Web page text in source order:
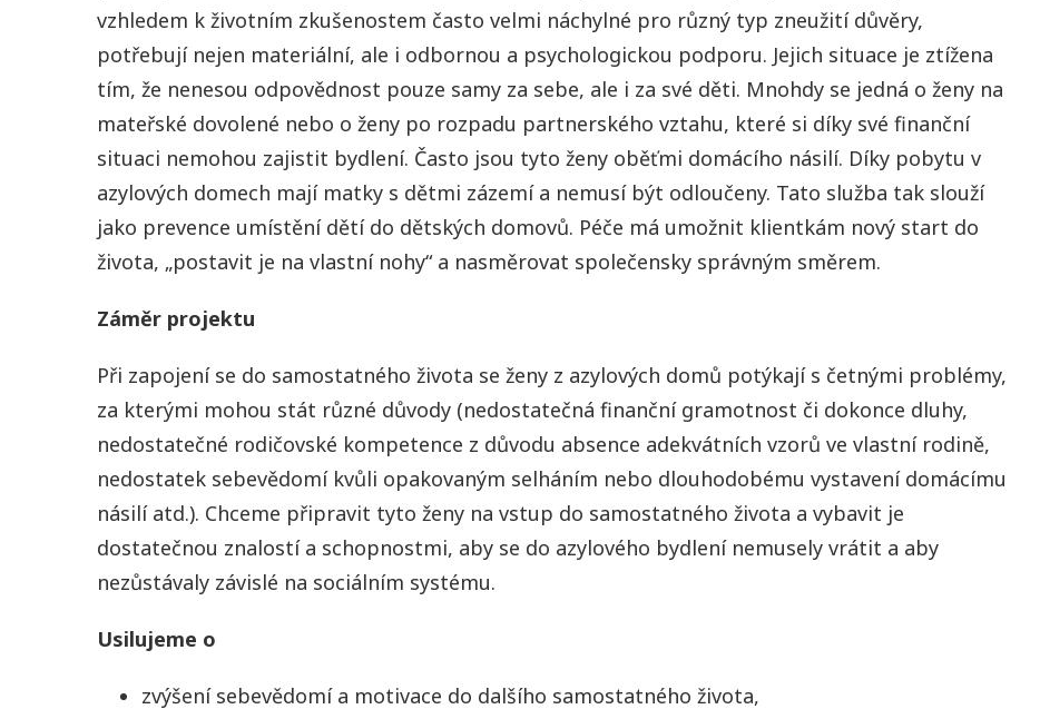
vzhledem k životním zkušenostem často velmi náchylné pro různý typ zneužití důvěry,
potřebují nejen materiální, ale i odbornou a psychologickou podporu. Jejich situace je ztížena
tím, že nenesou odpovědnost pouze samy za sebe, ale i za své děti. Mnohdy se jedná o ženy na
mateřské dovolené nebo o ženy po rozpadu partnerského vztahu, které si díky své finanční
situaci nemohou zajistit bydlení. Často jsou tyto ženy oběťmi domácího násilí. Díky pobytu v
azylových domech mají matky s dětmi zázemí a nemusí být odloučeny. Tato služba tak slouží
jako prevence umístění dětí do dětských domovů. Péče má umožnit klientkám nový start do
života, „postavit je na vlastní nohy“ a nasměrovat společensky správným směrem.
Záměr projektu
Při zapojení se do samostatného života se ženy z azylových domů potýkají s četnými problémy,
za kterými mohou stát různé důvody (nedostatečná finanční gramotnost či dokonce dluhy,
nedostatečné rodičovské kompetence z důvodu absence adekvátních vzorů ve vlastní rodině,
nedostatek sebevědomí kvůli opakovaným selháním nebo dlouhodobému vystavení domácímu
násilí atd.). Chceme připravit tyto ženy na vstup do samostatného života a vybavit je
dostatečnou znalostí a schopnostmi, aby se do azylového bydlení nemusely vrátit a aby
nezůstávaly závislé na sociálním systému.
Usilujeme o
zvýšení sebevědomí a motivace do dalšího samostatného života,